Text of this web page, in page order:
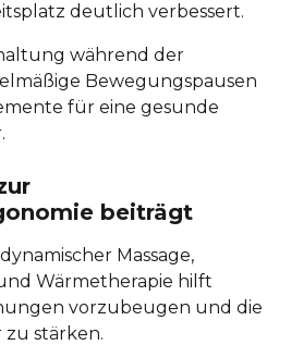
deutlich verbessert.
während der
Bewegungspausen
für eine gesunde
beiträgt
Massage,
Wärmetherapie hilft
vorzubeugen und die
stärken.